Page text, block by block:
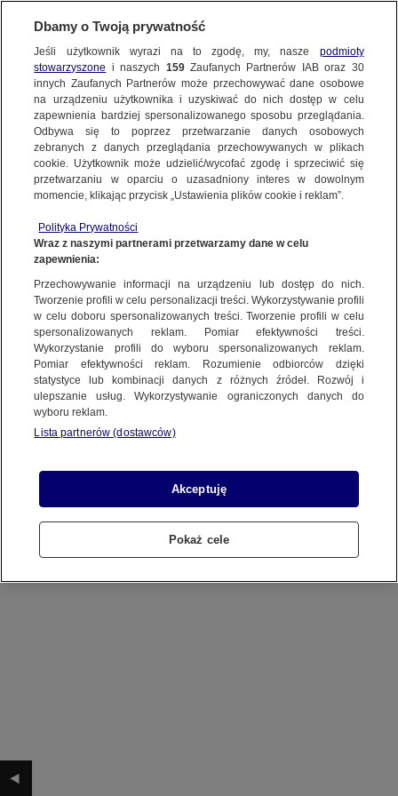
BIURO REKLAMY TVN MEDIA
BRAK STRONY
Strona, którą chciałaś/chciałeś znaleźć nie istnieje.
Prosimy przejść dostrony głównej lub skorzystać z
wyszukiwarki.
Dbamy o Twoją prywatność
Jeśli użytkownik wyrazi na to zgodę, my, nasze podmioty
stowarzyszone i naszych 159Zaufanych Partnerów IAB oraz 30
innych Zaufanych Partnerów może przechowywać dane osobowe
na urządzeniu użytkownika i uzyskiwać do nich dostęp w celu
zapewnienia bardziej spersonalizowanego sposobu przeglądania.
Odbywa się to poprzez przetwarzanie danych osobowych
zebranych z danych przeglądania przechowywanych w plikach
cookie. Użytkownik może udzielić/wycofać zgodę i sprzeciwić się
przetwarzaniu w oparciu o uzasadniony interes w dowolnym
momencie, klikając przycisk „Ustawienia plików cookie i reklam”.
Polityka Prywatności
Wraz z naszymi partnerami przetwarzamy dane w celu
zapewnienia:
Przechowywanie informacji na urządzeniu lub dostęp do nich.
Tworzenie profili w celu personalizacji treści. Wykorzystywanie profili
w celu doboru spersonalizowanych treści. Tworzenie profili w celu
spersonalizowanych reklam. Pomiar efektywności treści.
Wykorzystanie profili do wyboru spersonalizowanych reklam.
Pomiar efektywności reklam. Rozumienie odbiorców dzięki
statystyce lub kombinacji danych z różnych źródeł. Rozwój i
ulepszanie usług. Wykorzystywanie ograniczonych danych do
wyboru reklam.
Lista partnerów (dostawców)
Akceptuję
Pokaż cele